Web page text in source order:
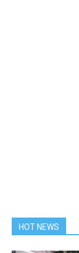
HOT NEWS